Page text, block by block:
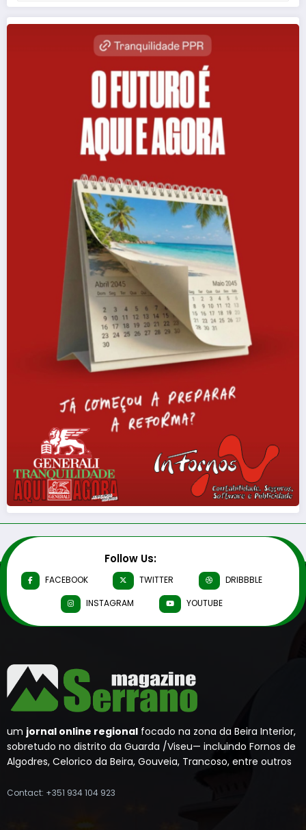
Follow Us:
FACEBOOK TWITTER
DRIBBBLE
INSTAGRAM
YOUTUBE
um jornal online regional focado na zona da Beira Interior,
sobretudo no distrito da Guarda /Viseu— incluindo Fornos de
Algodres, Celorico da Beira, Gouveia, Trancoso, entre outros
Contact: +351 934 104 923